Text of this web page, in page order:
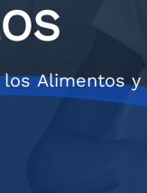
Alimentos